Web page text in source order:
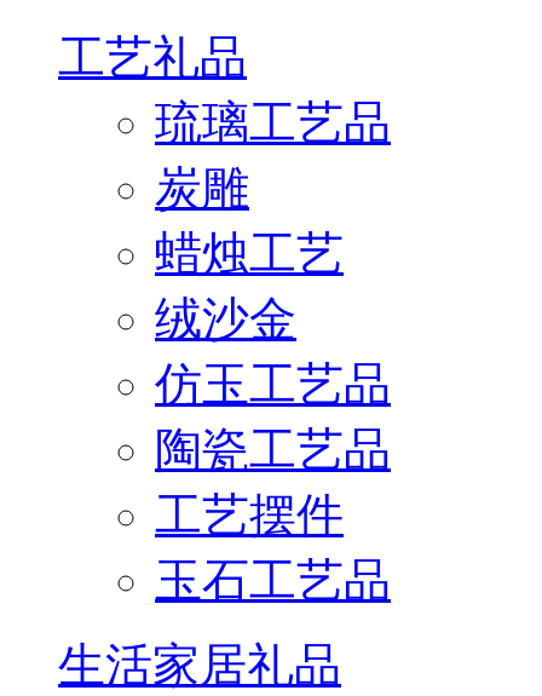
工艺礼品
琉璃工艺品
炭雕
蜡烛工艺
绒沙金
仿玉工艺品
陶瓷工艺品
工艺摆件
玉石工艺品
生活家居礼品